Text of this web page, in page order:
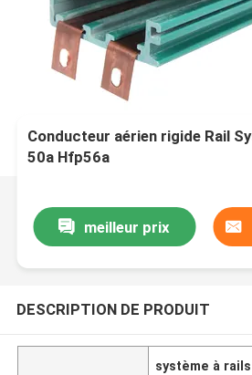
Conducteur aérien rigide Rail
50a Hfp56a
meilleur prix
DESCRIPTION DE PRODUIT
système à